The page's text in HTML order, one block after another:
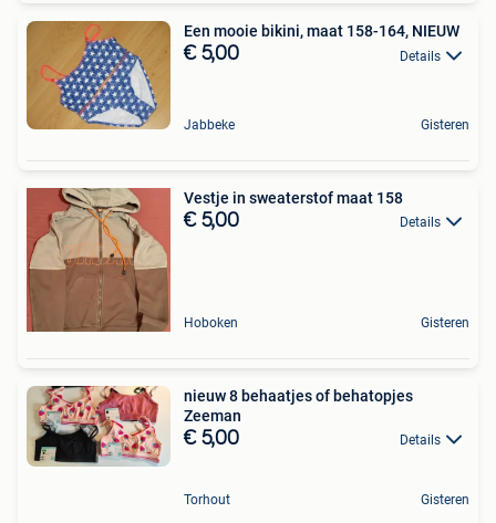
Een mooie bikini, maat 158-164, NIEUW
€ 5,00 Details
Jabbeke Gisteren
Vestje in sweaterstof maat 158
€ 5,00 Details
Hoboken Gisteren
nieuw 8 behaatjes of behatopjes
Zeeman
€ 5,00 Details
Torhout Gisteren